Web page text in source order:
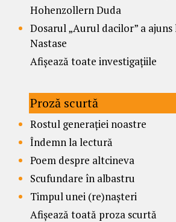
Hohenzollern Duda
Dosarul „Aurul dacilor” a ajuns
Nastase
Afișează toate investigațiile
Proză scurtă
Rostul generației noastre
Îndemn la lectură
Poem despre altcineva
Scufundare în albastru
Timpul unei (re)nașteri
Afișează toată proza scurtă